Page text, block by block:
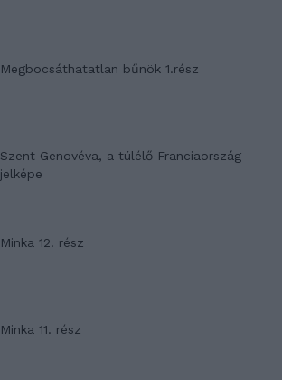
Megbocsáthatatlan bűnök 1.rész
Szent Genovéva, a túlélő Franciaország
jelképe
Minka 12. rész
Minka 11. rész